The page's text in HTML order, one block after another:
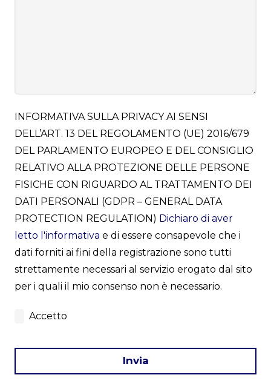
INFORMATIVA SULLA PRIVACY AI SENSI
DELL’ART. 13 DEL REGOLAMENTO (UE) 2016/679
DEL PARLAMENTO EUROPEO E DEL CONSIGLIO
RELATIVO ALLA PROTEZIONE DELLE PERSONE
FISICHE CON RIGUARDO AL TRATTAMENTO DEI
DATI PERSONALI (GDPR – GENERAL DATA
PROTECTION REGULATION) Dichiaro di aver
letto l'informativa e di essere consapevole che i
dati forniti ai fini della registrazione sono tutti
strettamente necessari al servizio erogato dal sito
per i quali il mio consenso non è necessario.
Accetto
Invia